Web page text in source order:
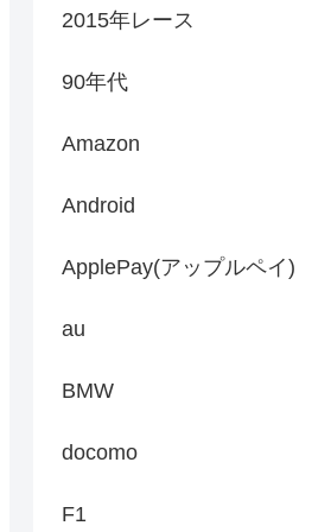
2015年レース
90年代
Amazon
Android
ApplePay(アップルペイ)
au
BMW
docomo
F1